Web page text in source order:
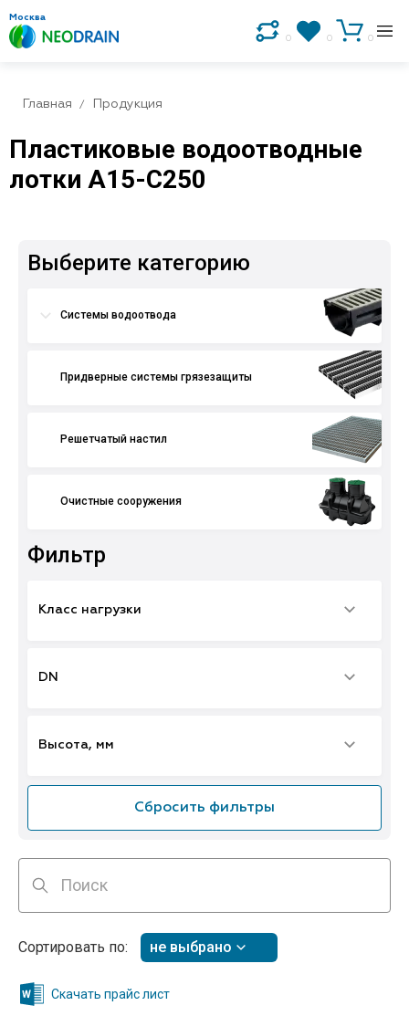
Москва
0 0 0
Главная Продукция
Пластиковые водоотводные
лотки A15-C250
Выберите категорию
Системы водоотвода
Придверные системы грязезащиты
Решетчатый настил
Очистные сооружения
Фильтр
Класс нагрузки
DN
Высота, мм
Сбросить фильтры
Сортировать по: не выбрано
Скачать прайс лист